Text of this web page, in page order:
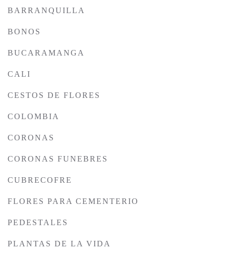
BARRANQUILLA
BONOS
BUCARAMANGA
CALI
CESTOS DE FLORES
COLOMBIA
CORONAS
CORONAS FUNEBRES
CUBRECOFRE
FLORES PARA CEMENTERIO
PEDESTALES
PLANTAS DE LA VIDA